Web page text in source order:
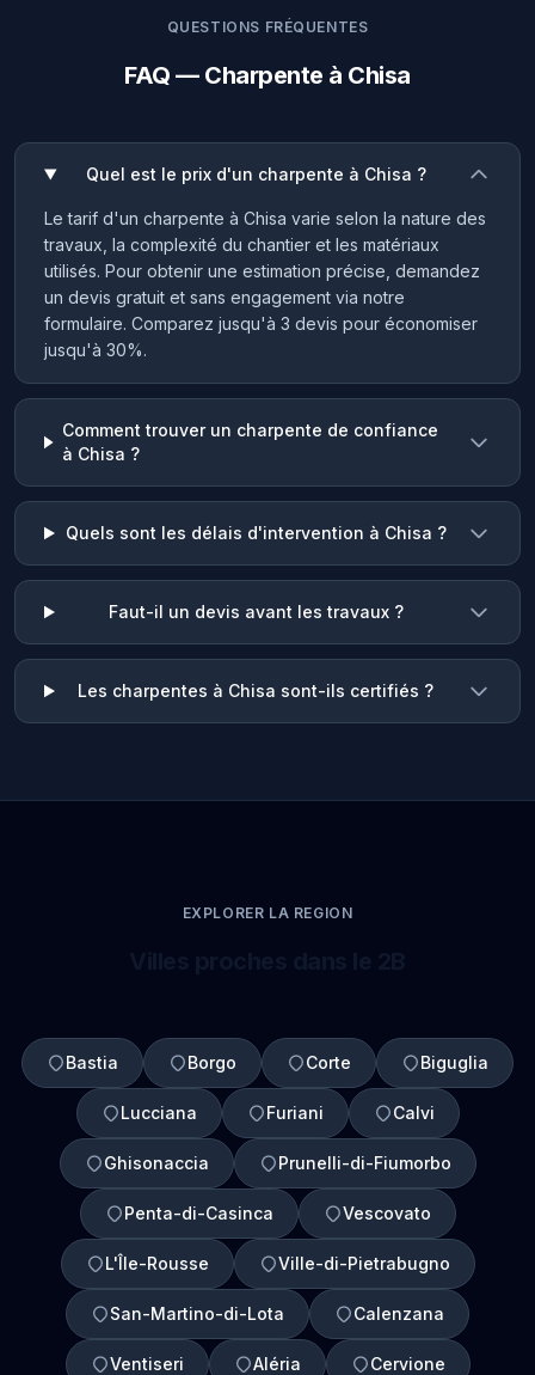
QUESTIONS FRÉQUENTES
FAQ — Charpente à Chisa
Quel est le prix d'un charpente à Chisa ?
Le tarif d'un charpente à Chisa varie selon la nature des
travaux, la complexité du chantier et les matériaux
utilisés. Pour obtenir une estimation précise, demandez
un devis gratuit et sans engagement via notre
formulaire. Comparez jusqu'à 3 devis pour économiser
jusqu'à 30%.
Comment trouver un charpente de confiance
à Chisa ?
Quels sont les délais d'intervention à Chisa ?
Faut-il un devis avant les travaux ?
Les charpentes à Chisa sont-ils certifiés ?
EXPLORER LA REGION
Bastia Borgo Corte Biguglia
Lucciana Furiani Calvi
Ghisonaccia Prunelli-di-Fiumorbo
Penta-di-Casinca Vescovato
L'Île-Rousse Ville-di-Pietrabugno
San-Martino-di-Lota Calenzana
Ventiseri Aléria Cervione